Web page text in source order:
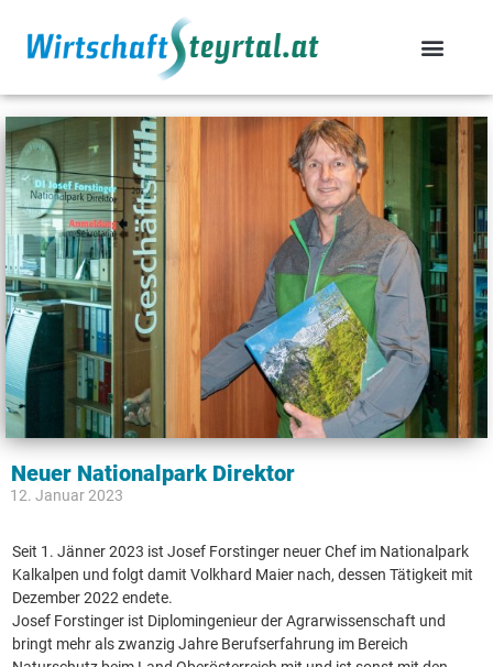
Neuer Nationalpark Direktor
12. Januar 2023
Seit 1. Jänner 2023 ist Josef Forstinger neuer Chef im Nationalpark
Kalkalpen und folgt damit Volkhard Maier nach, dessen Tätigkeit mit
Dezember 2022 endete.
Josef Forstinger ist Diplomingenieur der Agrarwissenschaft und
bringt mehr als zwanzig Jahre Berufserfahrung im Bereich